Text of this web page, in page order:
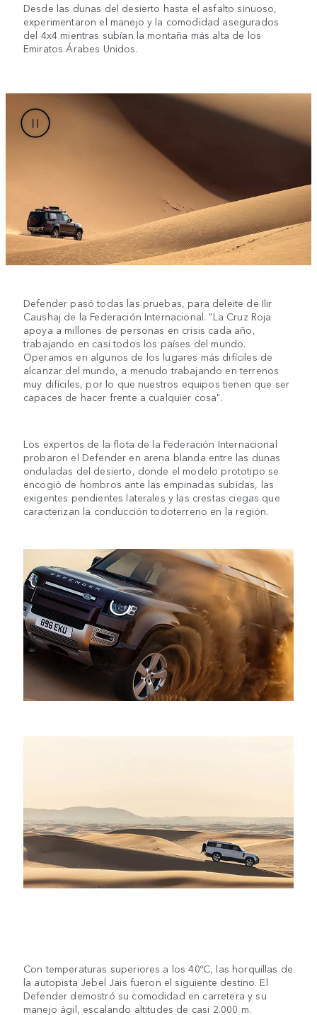
Desde las dunas del desierto hasta el asfalto sinuoso,
experimentaron el manejo y la comodidad asegurados
del 4x4 mientras subían la montaña más alta de los
Emiratos Árabes Unidos.
Defender pasó todas las pruebas, para deleite de Ilir
Caushaj de la Federación Internacional. "La Cruz Roja
apoya a millones de personas en crisis cada año,
trabajando en casi todos los países del mundo.
Operamos en algunos de los lugares más difíciles de
alcanzar del mundo, a menudo trabajando en terrenos
muy difíciles, por lo que nuestros equipos tienen que ser
capaces de hacer frente a cualquier cosa".
Los expertos de la flota de la Federación Internacional
probaron el Defender en arena blanda entre las dunas
onduladas del desierto, donde el modelo prototipo se
encogió de hombros ante las empinadas subidas, las
exigentes pendientes laterales y las crestas ciegas que
caracterizan la conducción todoterreno en la región.
Con temperaturas superiores a los 40ºC, las horquillas de
la autopista Jebel Jais fueron el siguiente destino. El
Defender demostró su comodidad en carretera y su
manejo ágil, escalando altitudes de casi 2.000 m.